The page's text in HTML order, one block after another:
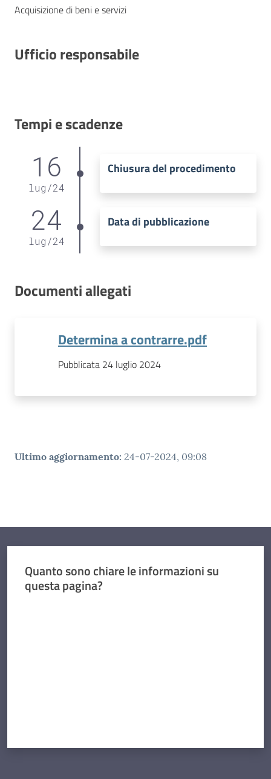
Acquisizione di beni e servizi
Ufficio responsabile
Tempi e scadenze
16
lug /24
Chiusura del procedimento
24
lug /24
Data di pubblicazione
Documenti allegati
Determina a contrarre.pdf
Pubblicata 24 luglio 2024
Ultimo aggiornamento: 24-07-2024, 09:08
Quanto sono chiare le informazioni su
questa pagina?